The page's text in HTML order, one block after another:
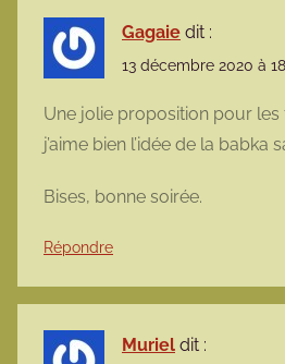
Gagaie dit :
13 décembre 2020 à
Une jolie proposition pour les
j’aime bien l’idée de la babka
Bises, bonne soirée.
Répondre
Muriel dit :